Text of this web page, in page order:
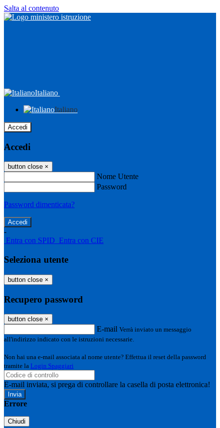
Salta al contenuto
Italiano
Italiano
Accedi
Accedi
button close ×
Nome Utente
Password
Password dimenticata?
-
Entra con SPID Entra con CIE
Seleziona utente
button close ×
Recupero password
button close ×
E-mail Verrà inviato un messaggio
all'indirizzo indicato con le istruzioni necessarie.
Non hai una e-mail associata al nome utente? Effettua il reset della password
tramite la Login Spaggiari
E-mail inviata, si prega di controllare la casella di posta elettronica!
Errore
Chiudi